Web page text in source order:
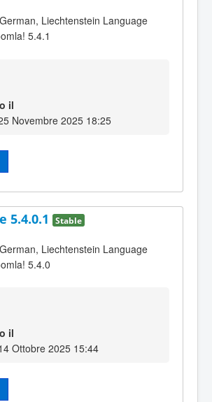
Liechtenstein Language
5.4.1
il
Novembre 2025 18:25
5.4.0.1 Stable
Liechtenstein Language
5.4.0
il
Ottobre 2025 15:44